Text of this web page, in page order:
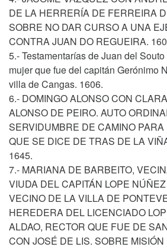
DE LA HERRERÍA DE FERREIRA
SOBRE NO DAR CURSO A UNA
CONTRA JUAN DO REGUEIRA.
5.- Testamentarías de Juan del
mujer que fue del capitán Gerónimo
villa de Cangas. 1606.
6.- DOMINGO ALONSO CON
ALONSO DE PEIRO. AUTO
SERVIDUMBRE DE CAMINO
QUE SE DICE DE TRAS DE LA
1645.
7.- MARIANA DE BARBEITO,
VIUDA DEL CAPITÁN LOPE
VECINO DE LA VILLA DE
HEREDERA DEL LICENCIADO
ALDAO, RECTOR QUE FUE DE
CON JOSÉ DE LIS. SOBRE